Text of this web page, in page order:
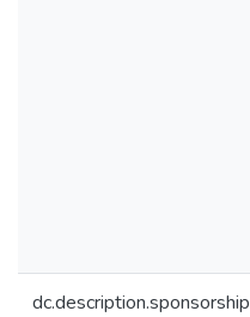
dc.description.sponsorship